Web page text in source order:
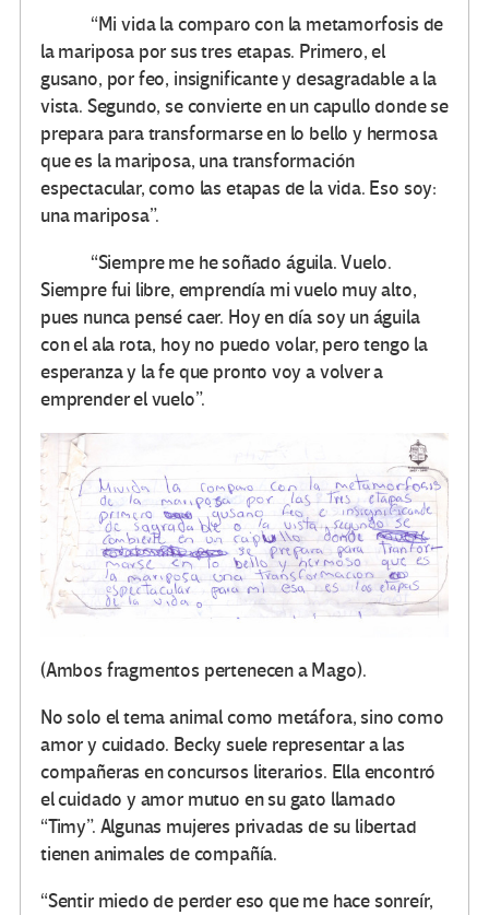
“Mi vida la comparo con la metamorfosis de
la mariposa por sus tres etapas. Primero, el
gusano, por feo, insignificante y desagradable a la
vista. Segundo, se convierte en un capullo donde se
prepara para transformarse en lo bello y hermosa
que es la mariposa, una transformación
espectacular, como las etapas de la vida. Eso soy:
una mariposa”.
“Siempre me he soñado águila. Vuelo.
Siempre fui libre, emprendía mi vuelo muy alto,
pues nunca pensé caer. Hoy en día soy un águila
con el ala rota, hoy no puedo volar, pero tengo la
esperanza y la fe que pronto voy a volver a
emprender el vuelo”.
(Ambos fragmentos pertenecen a Mago).
No solo el tema animal como metáfora, sino como
amor y cuidado. Becky suele representar a las
compañeras en concursos literarios. Ella encontró
el cuidado y amor mutuo en su gato llamado
“Timy”. Algunas mujeres privadas de su libertad
tienen animales de compañía.
“Sentir miedo de perder eso que me hace sonreír,